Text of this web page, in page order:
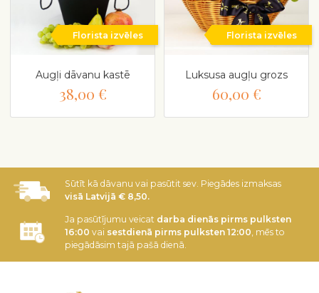
Florista izvēles
Augļi dāvanu kastē
38,00 €
Florista izvēles
Luksusa augļu grozs
60,00 €
Sūtīt kā dāvanu vai pasūtit sev. Piegādes izmaksas
visā Latvijā € 8,50.
Ja pasūtījumu veicat darba dienās pirms pulksten
16:00 vai sestdienā pirms pulksten 12:00, mēs to
piegādāsim tajā pašā dienā.